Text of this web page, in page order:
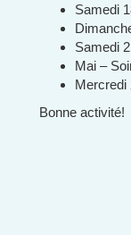
Samedi
Samedi
Mai –
Mercredi
Bonne activité!